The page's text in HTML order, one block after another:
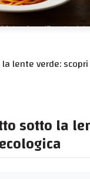
lente verde: scopri
sotto la